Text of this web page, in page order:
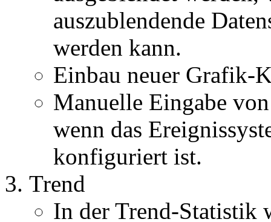
auszublendende
werden kann.
Einbau neuer Grafik-
Manuelle Eingabe
wenn das
konfiguriert ist.
Trend
In der Trend-Statistik